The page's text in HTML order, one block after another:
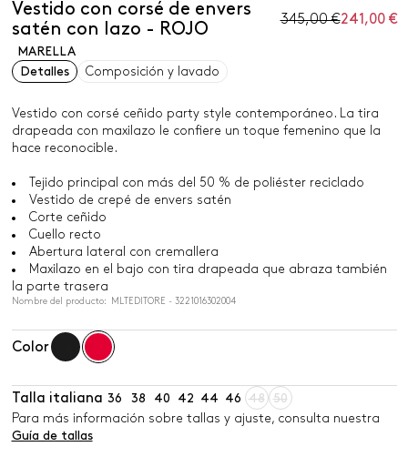
Vestido con corsé de envers
satén con lazo - ROJO
345,00 €241,00 €
MARELLA
Detalles
Composición y lavado
Vestido con corsé ceñido party style contemporáneo. La tira
drapeada con maxilazo le confiere un toque femenino que la
hace reconocible.
Tejido principal con más del 50 % de poliéster reciclado
Vestido de crepé de envers satén
Corte ceñido
Cuello recto
Abertura lateral con cremallera
Maxilazo en el bajo con tira drapeada que abraza también
la parte trasera
Nombre del producto: MLTEDITORE - 3221016302004
Color
Talla italiana 36 38 40 42 44 46 48
50
Para más información sobre tallas y ajuste, consulta nuestra
Guía de tallas